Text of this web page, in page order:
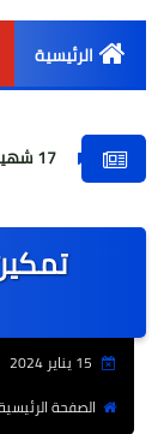
الرئيسية
الصفحة